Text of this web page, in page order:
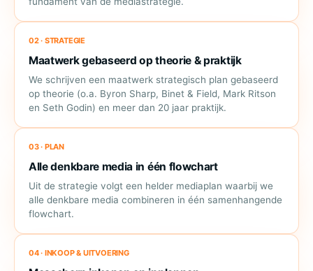
02 · STRATEGIE
Maatwerk gebaseerd op theorie & praktijk
We schrijven een maatwerk strategisch plan gebaseerd
op theorie (o.a. Byron Sharp, Binet & Field, Mark Ritson
en Seth Godin) en meer dan 20 jaar praktijk.
03 · PLAN
Alle denkbare media in één flowchart
Uit de strategie volgt een helder mediaplan waarbij we
alle denkbare media combineren in één samenhangende
flowchart.
04 · INKOOP & UITVOERING